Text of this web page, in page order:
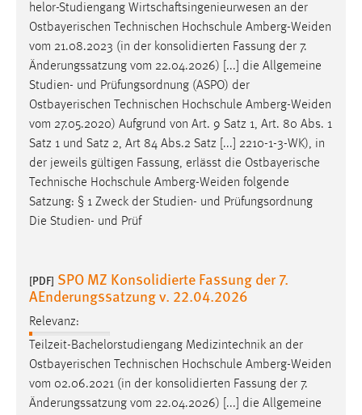
helor-Studiengang Wirtschaftsingenieurwesen an der
Ostbayerischen Technischen Hochschule Amberg-Weiden
vom 21.08.2023 (in der konsolidierten Fassung der 7.
Änderungssatzung vom 22.04.2026) [...] die Allgemeine
Studien- und Prüfungsordnung (ASPO) der
Ostbayerischen Technischen Hochschule Amberg-Weiden
vom 27.05.2020) Aufgrund von Art. 9 Satz 1, Art. 80 Abs. 1
Satz 1 und Satz 2, Art 84 Abs.2 Satz [...] 2210-1-3-WK), in
der jeweils gültigen Fassung, erlässt die Ostbayerische
Technische Hochschule Amberg-Weiden folgende
Satzung: § 1 Zweck der Studien- und Prüfungsordnung
Die Studien- und Prüf
[PDF] SPO MZ Konsolidierte Fassung der 7.
AEnderungssatzung v. 22.04.2026
Relevanz:
Teilzeit-Bachelorstudiengang Medizintechnik an der
Ostbayerischen Technischen Hochschule Amberg-Weiden
vom 02.06.2021 (in der konsolidierten Fassung der 7.
Änderungssatzung vom 22.04.2026) [...] die Allgemeine
Zweck:
Für performante Seitenauslieferung wird in diesem Cookie
gespeichert, ob man eingeloggt ist.
Sprachpräferenz
Name:
site-language-preference
Zweck:
Das Cookie speichert die gewählte Sprache der Website.
Cookie Laufzeit:
Chat
Name:
MibewSessionID, MIBEW_UserID, mibew_locale, mibew-
chat-frame-style-5e9dbeb1811c0446
Zweck:
Wird benötigt um die Chatfunktion nutzen zu können.